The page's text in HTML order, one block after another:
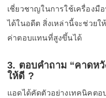
เชี่ยวชาญในการใช้เครื่องมื
ได้ในอดีต สิ่งเหล่านี้จะช่วย
ค่าตอบแทนที่สูงขึ้นได้
3. ตอบคำถาม “คาดหวั
ให้ดี ?
แอดได้คัดตัวอย่างเทคนิคตอ